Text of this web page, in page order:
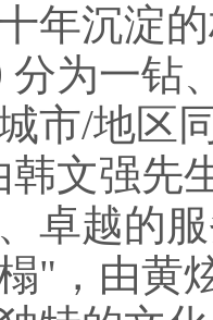
年沉淀
分为一钻
市/地区
文强先
卓越的
"，由黄